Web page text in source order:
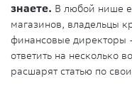
знаете. В любой нише
магазинов, владельцы
финансовые директоры
ответить на несколько
расшарят статью по